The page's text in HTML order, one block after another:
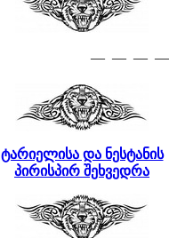
— — —
ტარიელისა და ნესტანის
პირისპირ შეხვედრა